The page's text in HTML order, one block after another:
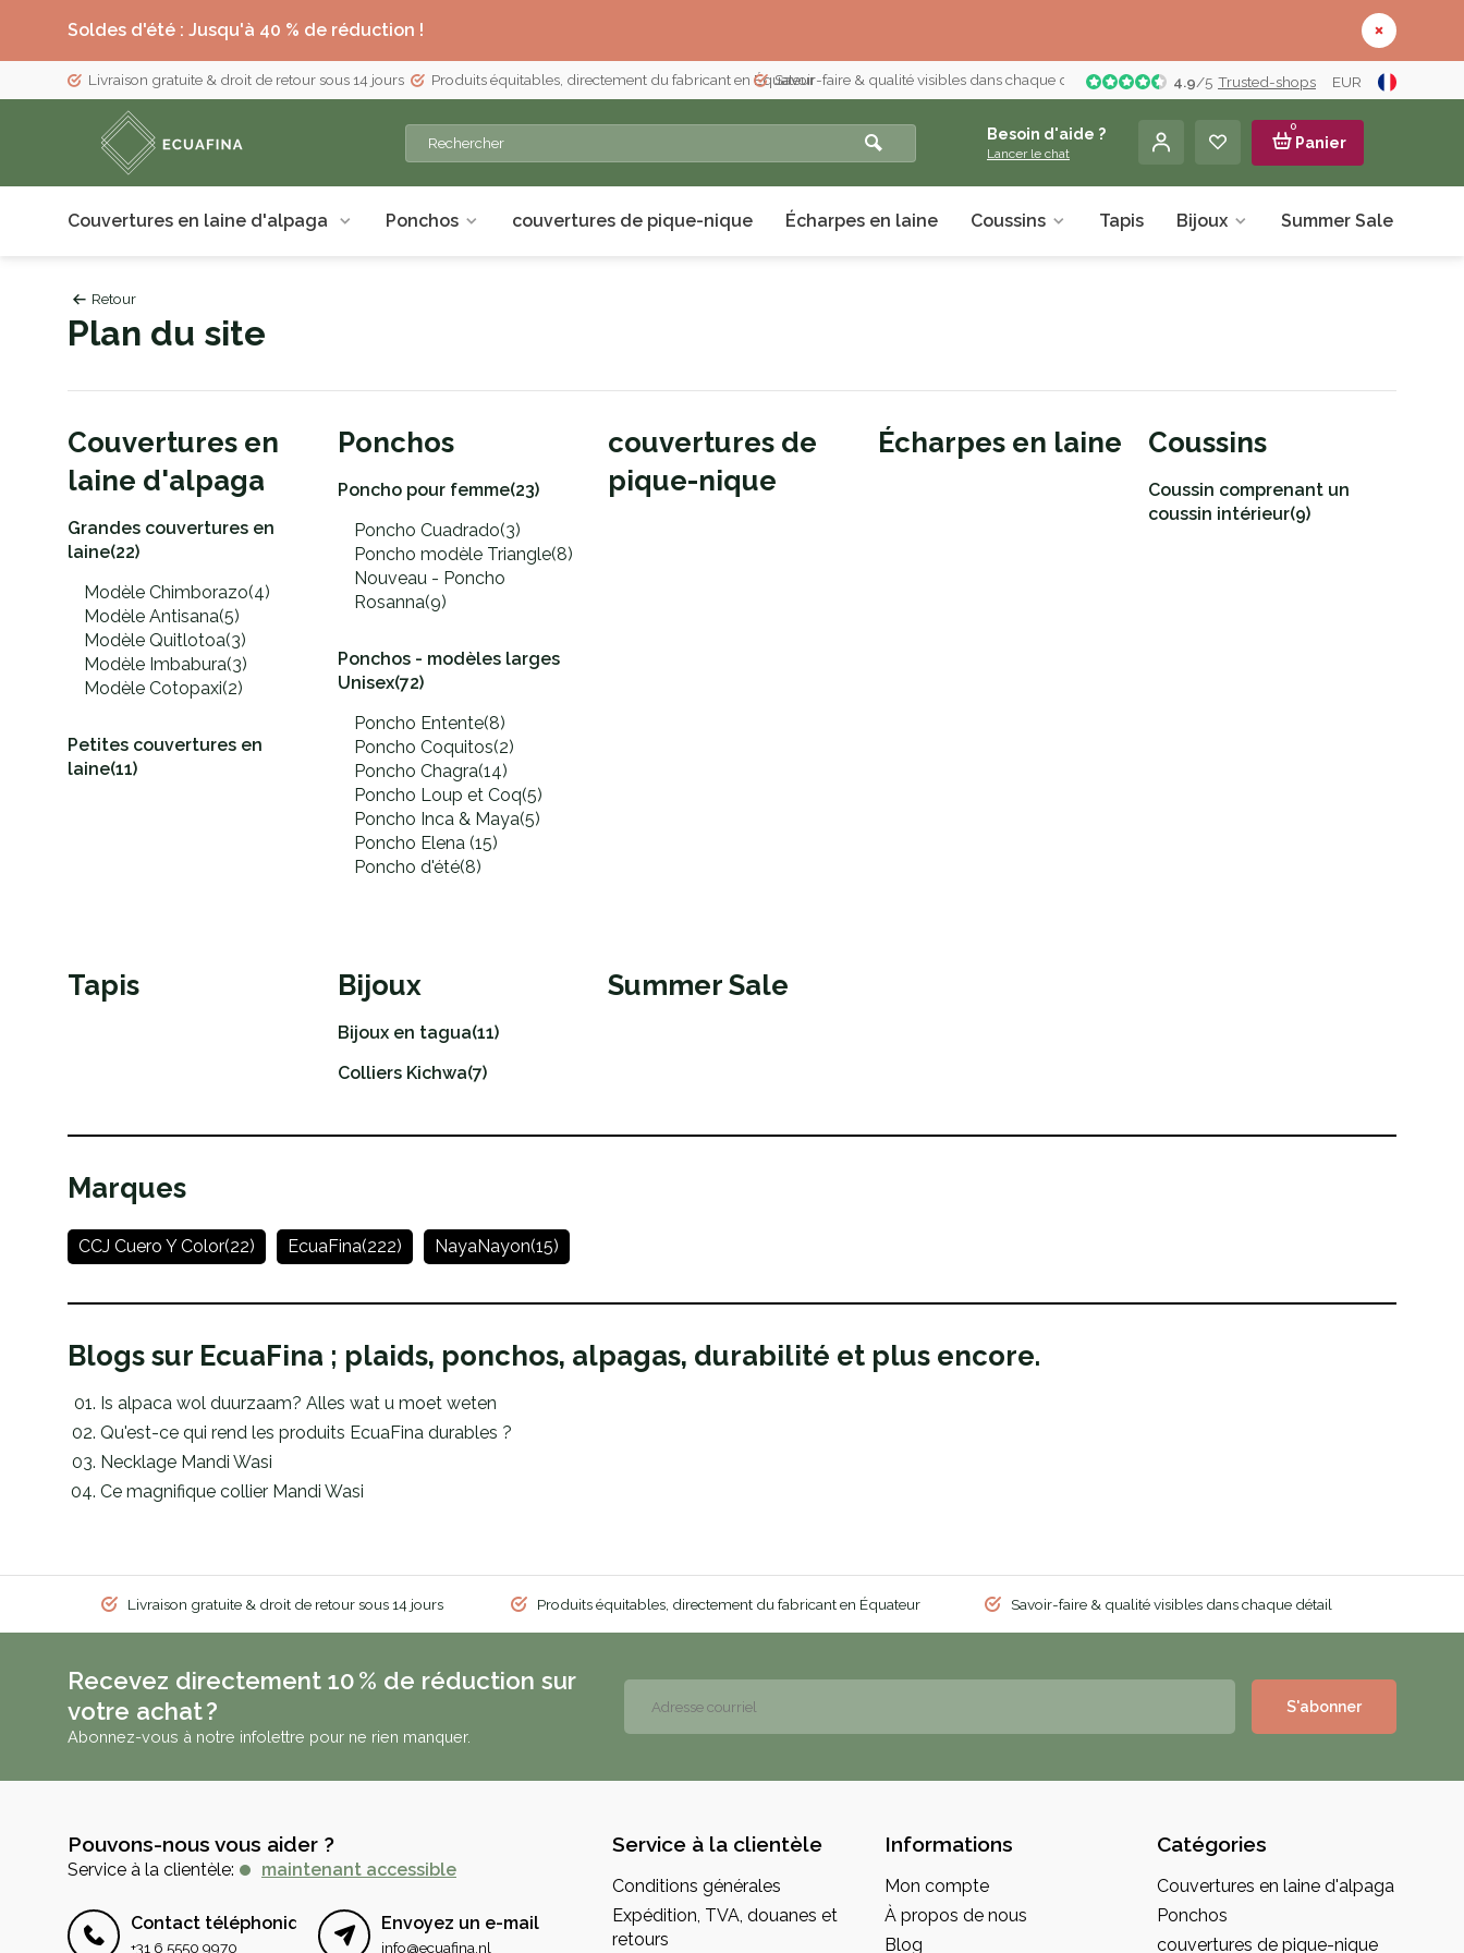
Soldes d'été : Jusqu'à 40 % de réduction !
Livraison gratuite & droit de retour sous 14 jours Produits équitables, directement du fabricant en ÉquateurSavoir-faire & qualité visibles dans chaque détail 4.9/5 Trusted-shops EUR
Besoin d'aide ?
Lancer le chat
0
Panier
Couvertures en laine d'alpaga Ponchos couvertures de pique-nique Écharpes en laine Coussins Tapis Bijoux Summer Sale
Retour
Plan du site
Couvertures en
laine d'alpaga
Grandes couvertures en
laine(22)
Modèle Chimborazo(4)
Modèle Antisana(5)
Modèle Quitlotoa(3)
Modèle Imbabura(3)
Modèle Cotopaxi(2)
Petites couvertures en
laine(11)
Ponchos
Poncho pour femme(23)
Poncho Cuadrado(3)
Poncho modèle Triangle(8)
Nouveau - Poncho
Rosanna(9)
Ponchos - modèles larges
Unisex(72)
Poncho Entente(8)
Poncho Coquitos(2)
Poncho Chagra(14)
Poncho Loup et Coq(5)
Poncho Inca & Maya(5)
Poncho Elena (15)
Poncho d'été(8)
couvertures de
pique-nique
Écharpes en laine Coussins
Coussin comprenant un
coussin intérieur(9)
Tapis Bijoux
Bijoux en tagua(11)
Colliers Kichwa(7)
Summer Sale
Marques
CCJ Cuero Y Color(22) EcuaFina(222) NayaNayon(15)
Blogs sur EcuaFina ; plaids, ponchos, alpagas, durabilité et plus encore.
Is alpaca wol duurzaam? Alles wat u moet weten
Qu'est-ce qui rend les produits EcuaFina durables ?
Necklage Mandi Wasi
Ce magnifique collier Mandi Wasi
Livraison gratuite & droit de retour sous 14 jours Produits équitables, directement du fabricant en Équateur Savoir-faire & qualité visibles dans chaque détail
Recevez directement 10 % de réduction sur
votre achat ?
Abonnez-vous à notre infolettre pour ne rien manquer.
S'abonner
Pouvons-nous vous aider ?
Service à la clientèle: maintenant accessible
Contact téléphonique
+31 6 5550 9970
Envoyez un e-mail
info@ecuafina.nl
Service à la clientèle
Conditions générales
Expédition, TVA, douanes et
retours
Informations
Mon compte
À propos de nous
Blog
Catégories
Couvertures en laine d'alpaga
Ponchos
couvertures de pique-nique